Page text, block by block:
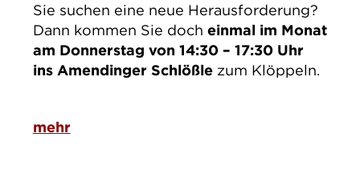
Sie suchen eine neue Herausforderung?
Dann kommen Sie doch einmal im Monat
am Donnerstag von 14:30 – 17:30 Uhr
ins Amendinger Schlößlezum Klöppeln.
mehr